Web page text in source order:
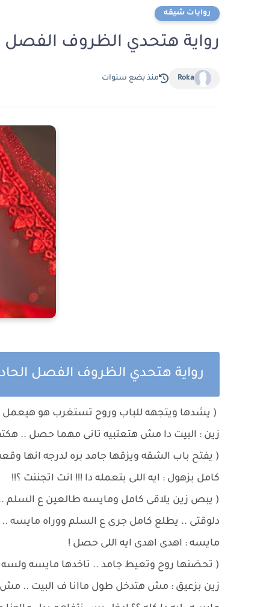
روايات شيقه
رواية هتحدي الظروف الفصل الحادي عشر
Roka منذ بضع سنوات
رواية هتحدي الظروف الفصل
( يشدها ويتجهه للباب وروح تستغرب هو هيعمل
زين : البيت دا مش هتعتبيه تانى مهما حصل ..
( يفتح باب الشقه ويزقها جامد بره لدرجه انها
كامل بزهول : ايه اللى بتعمله دا !!! انت اتجننت ؟!!
( يبص زين يلاقى كامل ومايسه طالعين ع
دلوقتى .. يطلع كامل جرى ع السلم ووراه مايسه
مايسه : اهدى اهدى ايه اللى حصل !
( تحضنها روح وتعيط جامد .. تاخدها مايسه ولسه
زين بزعيق : مش هتدخل طول ماانا ف البيت .. مش